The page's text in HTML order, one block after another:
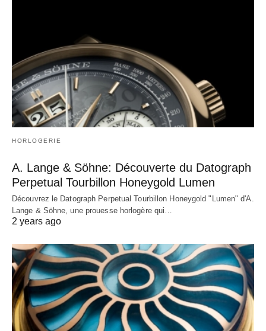
HORLOGERIE
A. Lange & Söhne: Découverte du Datograph
Perpetual Tourbillon Honeygold Lumen
Découvrez le Datograph Perpetual Tourbillon Honeygold "Lumen" d'A.
Lange & Söhne, une prouesse horlogère qui…
2 years ago